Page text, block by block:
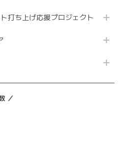
打ち上げ応援プロジェクト
／